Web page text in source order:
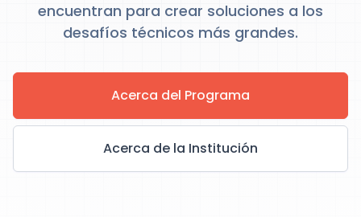
encuentran para crear soluciones a los
desafíos técnicos más grandes.
Acerca del Programa
Acerca de la Institución